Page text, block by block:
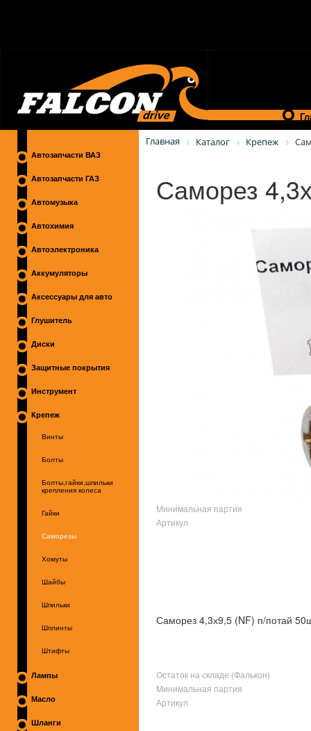
Автозапчасти ВАЗ
Автозапчасти ГАЗ
Автомузыка
Автохимия
Автоэлектроника
Аккумуляторы
Аксессуары для авто
Глушитель
Диски
Защитные покрытия
Инструмент
Крепеж
Винты
Болты
Болты,гайки,шпильки
крепления колеса
Гайки
Саморезы
Хомуты
Шайбы
Шпильки
Шплинты
Штифты
Лампы
Масло
Шланги
Главная Каталог Крепеж
Саморез
Минимальная партия
Артикул
Саморез 4,3х9,5 (NF) п/потай
Остаток на складе (Фалькон)
Минимальная партия
Артикул